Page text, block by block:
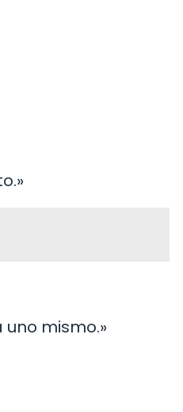
mismo.»